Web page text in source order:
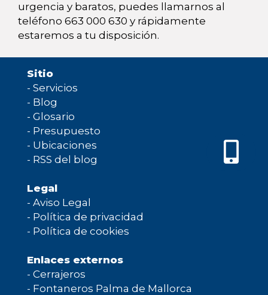
urgencia y baratos, puedes llamarnos al
teléfono 663 000 630 y rápidamente
estaremos a tu disposición.
Sitio
- Servicios
- Blog
- Glosario
- Presupuesto
- Ubicaciones
- RSS del blog
Legal
- Aviso Legal
- Política de privacidad
- Política de cookies
Enlaces externos
- Cerrajeros
- Fontaneros Palma de Mallorca